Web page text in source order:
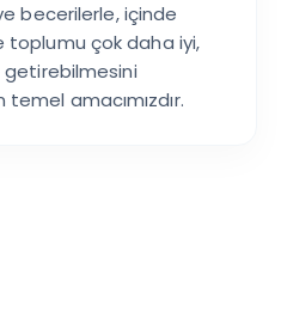
becerilerle, içinde
toplumu çok daha iyi,
getirebilmesini
amacımızdır.